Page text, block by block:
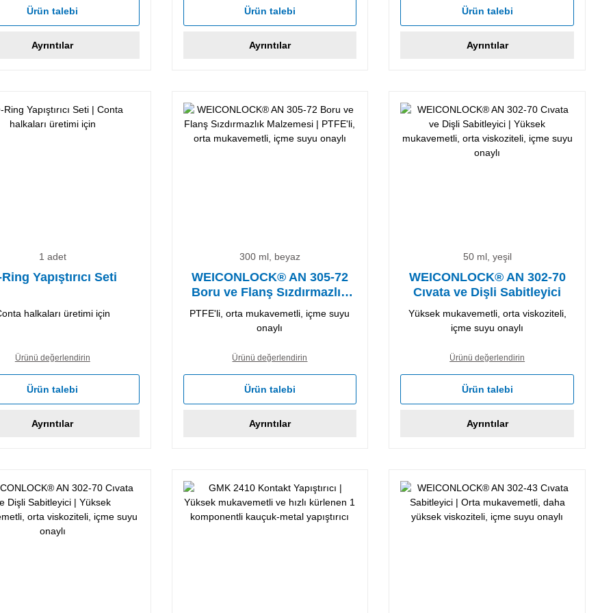
Ürün talebi
Ayrıntılar
Ürün talebi
Ayrıntılar
Ürün talebi
Ayrıntılar
1 adet
Yapıştırıcı Seti
halkaları üretimi için
Ürünü değerlendirin
Ürün talebi
Ayrıntılar
300 ml, beyaz
WEICONLOCK® AN 305-72
Boru ve Flanş Sızdırmazlık
Malzemesi
PTFE'li, orta mukavemetli, içme suyu
onaylı
Ürünü değerlendirin
Ürün talebi
Ayrıntılar
50 ml, yeşil
WEICONLOCK® AN 302-70
Cıvata ve Dişli Sabitleyici
Yüksek mukavemetli, orta viskoziteli,
içme suyu onaylı
Ürünü değerlendirin
Ürün talebi
Ayrıntılar